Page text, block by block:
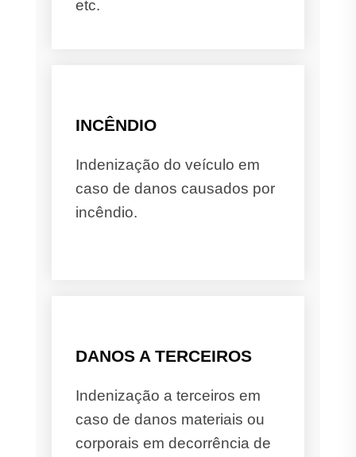
etc.
INCÊNDIO
Indenização do veículo em
caso de danos causados por
incêndio.
DANOS A TERCEIROS
Indenização a terceiros em
caso de danos materiais ou
corporais em decorrência de